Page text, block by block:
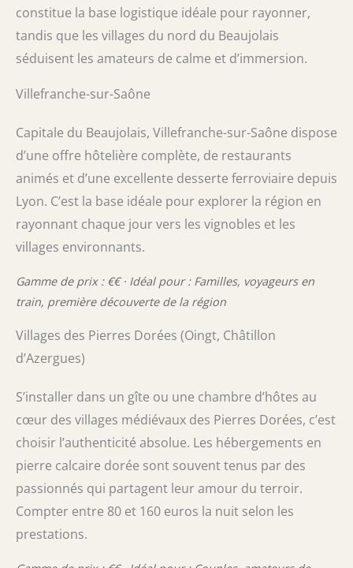
constitue la base logistique idéale pour rayonner,
tandis que les villages du nord du Beaujolais
séduisent les amateurs de calme et d’immersion.
Villefranche-sur-Saône
Capitale du Beaujolais, Villefranche-sur-Saône dispose
d’une offre hôtelière complète, de restaurants
animés et d’une excellente desserte ferroviaire depuis
Lyon. C’est la base idéale pour explorer la région en
rayonnant chaque jour vers les vignobles et les
villages environnants.
Gamme de prix : €€ · Idéal pour : Familles, voyageurs en
train, première découverte de la région
Villages des Pierres Dorées (Oingt, Châtillon
d’Azergues)
S’installer dans un gîte ou une chambre d’hôtes au
cœur des villages médiévaux des Pierres Dorées, c’est
choisir l’authenticité absolue. Les hébergements en
pierre calcaire dorée sont souvent tenus par des
passionnés qui partagent leur amour du terroir.
Compter entre 80 et 160 euros la nuit selon les
prestations.